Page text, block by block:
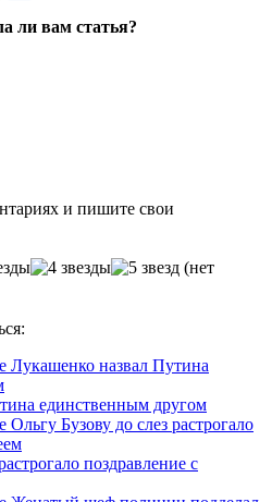
ли вам статья?
и пишите свои
(нет
единственным другом
поздравление с